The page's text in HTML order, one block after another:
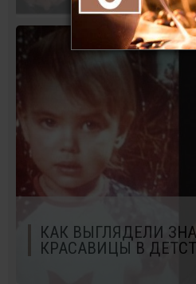
КАК ВЫГЛЯДЕЛИ
КРАСАВИЦЫ В